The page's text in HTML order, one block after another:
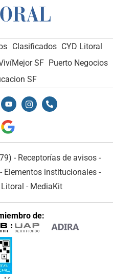
Clasificados CYD Litoral
SF Puerto Negocios
SF
- Receptorías de avisos -
- Elementos institucionales-
- MediaKit
de: